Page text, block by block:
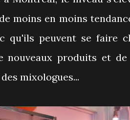
moins en moins
qu'ils peuvent se faire
nouveaux produits et
mixologues...